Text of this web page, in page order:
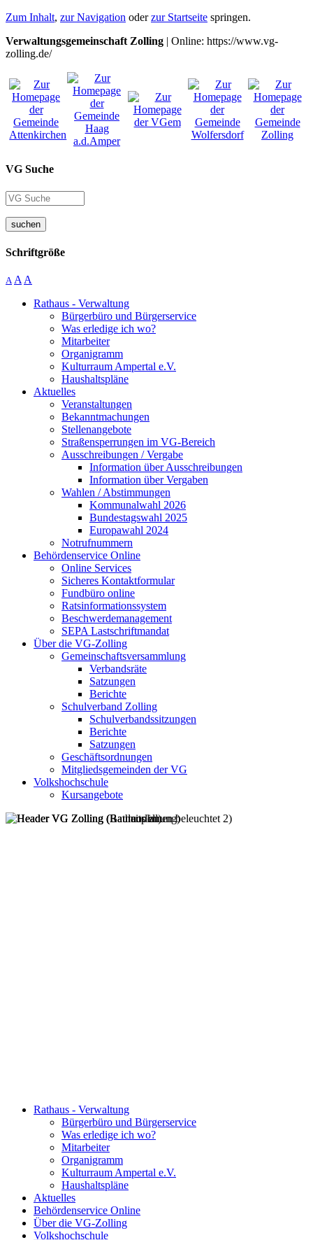
Zum Inhalt, zur Navigation oderzur Startseite springen.
Verwaltungsgemeinschaft Zolling | Online: https://www.vg-
zolling.de/
VG Suche
suchen
Schriftgröße
A A A
Rathaus - Verwaltung
Bürgerbüro und Bürgerservice
Was erledige ich wo?
Mitarbeiter
Organigramm
Kulturraum Ampertal e.V.
Haushaltspläne
Aktuelles
Veranstaltungen
Bekanntmachungen
Stellenangebote
Straßensperrungen im VG-Bereich
Ausschreibungen / Vergabe
Information über Ausschreibungen
Information über Vergaben
Wahlen / Abstimmungen
Kommunalwahl 2026
Bundestagswahl 2025
Europawahl 2024
Notrufnummern
Behördenservice Online
Online Services
Sicheres Kontaktformular
Fundbüro online
Ratsinformationssystem
Beschwerdemanagement
SEPA Lastschriftmandat
Über die VG-Zolling
Gemeinschaftsversammlung
Verbandsräte
Satzungen
Berichte
Schulverband Zolling
Schulverbandssitzungen
Berichte
Satzungen
Geschäftsordnungen
Mitgliedsgemeinden der VG
Volkshochschule
Kursangebote
Rathaus - Verwaltung
Bürgerbüro und Bürgerservice
Was erledige ich wo?
Mitarbeiter
Organigramm
Kulturraum Ampertal e.V.
Haushaltspläne
Aktuelles
Behördenservice Online
Über die VG-Zolling
Volkshochschule